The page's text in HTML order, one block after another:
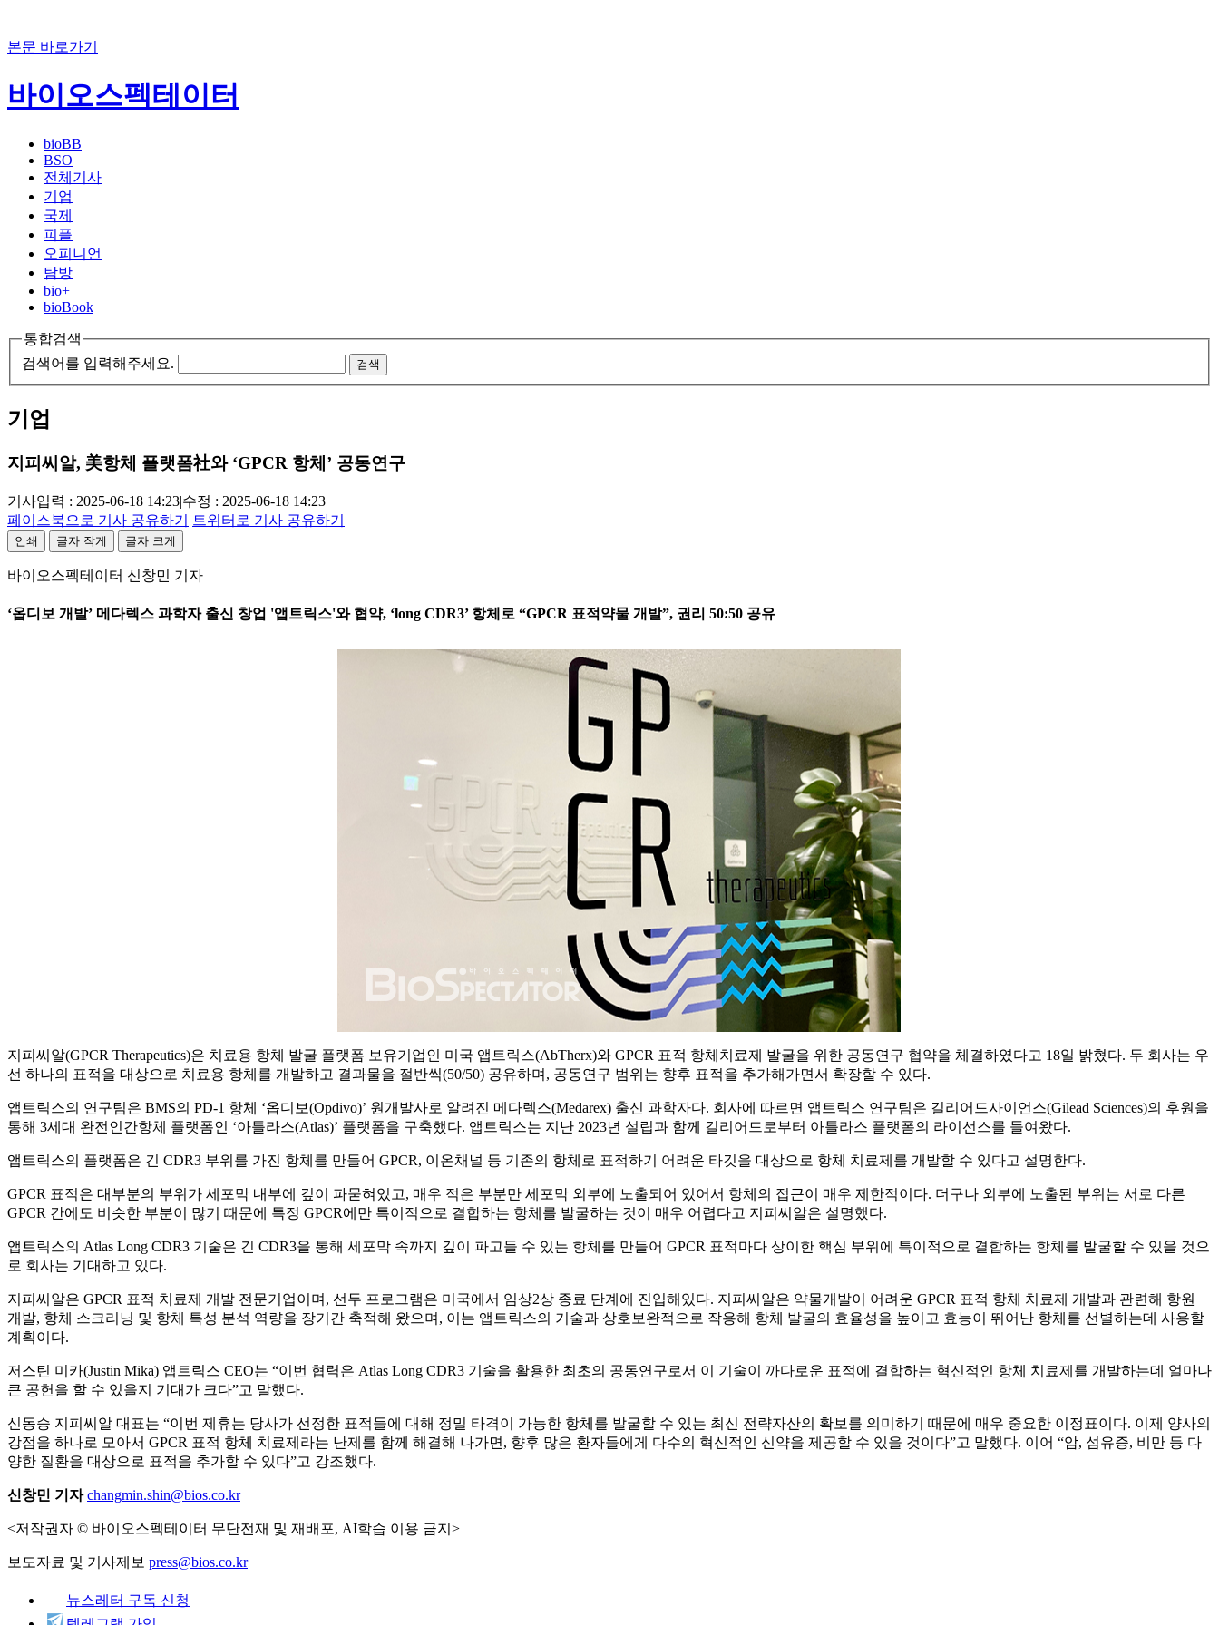
본문 바로가기
바이오스펙테이터
bioBB
BSO
전체기사
기업
국제
피플
오피니언
탐방
bio+
bioBook
통합검색
검색어를 입력해주세요.
검색
기업
지피씨알, 美항체 플랫폼社와 ‘GPCR 항체’ 공동연구
기사입력 : 2025-06-18 14:23|수정 : 2025-06-18 14:23
페이스북으로 기사 공유하기
트위터로 기사 공유하기
인쇄 글자 작게 글자 크게
바이오스펙테이터 신창민 기자
‘옵디보 개발’ 메다렉스 과학자 출신 창업 '앱트릭스'와 협약, ‘long CDR3’ 항체로 “GPCR 표적약물 개발”, 권리 50:50 공유
지피씨알(GPCR Therapeutics)은 치료용 항체 발굴 플랫폼 보유기업인 미국 앱트릭스(AbTherx)와 GPCR 표적 항체치료제 발굴을 위한 공동연구 협약을 체결하였다고 18일 밝혔다. 두 회사는 우
선 하나의 표적을 대상으로 치료용 항체를 개발하고 결과물을 절반씩(50/50) 공유하며, 공동연구 범위는 향후 표적을 추가해가면서 확장할 수 있다.
앱트릭스의 연구팀은 BMS의 PD-1 항체 ‘옵디보(Opdivo)’ 원개발사로 알려진 메다렉스(Medarex) 출신 과학자다. 회사에 따르면 앱트릭스 연구팀은 길리어드사이언스(Gilead Sciences)의 후원을
통해 3세대 완전인간항체 플랫폼인 ‘아틀라스(Atlas)’ 플랫폼을 구축했다. 앱트릭스는 지난 2023년 설립과 함께 길리어드로부터 아틀라스 플랫폼의 라이선스를 들여왔다.
앱트릭스의 플랫폼은 긴 CDR3 부위를 가진 항체를 만들어 GPCR, 이온채널 등 기존의 항체로 표적하기 어려운 타깃을 대상으로 항체 치료제를 개발할 수 있다고 설명한다.
GPCR 표적은 대부분의 부위가 세포막 내부에 깊이 파묻혀있고, 매우 적은 부분만 세포막 외부에 노출되어 있어서 항체의 접근이 매우 제한적이다. 더구나 외부에 노출된 부위는 서로 다른
GPCR 간에도 비슷한 부분이 많기 때문에 특정 GPCR에만 특이적으로 결합하는 항체를 발굴하는 것이 매우 어렵다고 지피씨알은 설명했다.
앱트릭스의 Atlas Long CDR3 기술은 긴 CDR3을 통해 세포막 속까지 깊이 파고들 수 있는 항체를 만들어 GPCR 표적마다 상이한 핵심 부위에 특이적으로 결합하는 항체를 발굴할 수 있을 것으
로 회사는 기대하고 있다.
지피씨알은 GPCR 표적 치료제 개발 전문기업이며, 선두 프로그램은 미국에서 임상2상 종료 단계에 진입해있다. 지피씨알은 약물개발이 어려운 GPCR 표적 항체 치료제 개발과 관련해 항원
개발, 항체 스크리닝 및 항체 특성 분석 역량을 장기간 축적해 왔으며, 이는 앱트릭스의 기술과 상호보완적으로 작용해 항체 발굴의 효율성을 높이고 효능이 뛰어난 항체를 선별하는데 사용할
계획이다.
저스틴 미카(Justin Mika) 앱트릭스 CEO는 “이번 협력은 Atlas Long CDR3 기술을 활용한 최초의 공동연구로서 이 기술이 까다로운 표적에 결합하는 혁신적인 항체 치료제를 개발하는데 얼마나
큰 공헌을 할 수 있을지 기대가 크다”고 말했다.
신동승 지피씨알 대표는 “이번 제휴는 당사가 선정한 표적들에 대해 정밀 타격이 가능한 항체를 발굴할 수 있는 최신 전략자산의 확보를 의미하기 때문에 매우 중요한 이정표이다. 이제 양사의
강점을 하나로 모아서 GPCR 표적 항체 치료제라는 난제를 함께 해결해 나가면, 향후 많은 환자들에게 다수의 혁신적인 신약을 제공할 수 있을 것이다”고 말했다. 이어 “암, 섬유증, 비만 등 다
양한 질환을 대상으로 표적을 추가할 수 있다”고 강조했다.
신창민 기자 changmin.shin@bios.co.kr
<저작권자 © 바이오스펙테이터 무단전재 및 재배포, AI학습 이용 금지>
보도자료 및 기사제보 press@bios.co.kr
뉴스레터 구독 신청